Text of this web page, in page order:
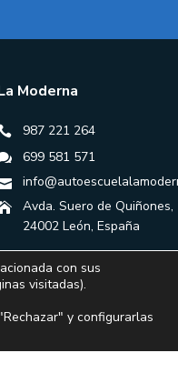
Moderna
987 221 264
699 581 571
Avda. Suero de Quiñones,
24002 León, España
con sus
visitadas).
y configurarlas